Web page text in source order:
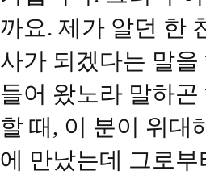
까요. 제가 알던 한
사가 되겠다는 말
들어 왔노라 말하
할 때, 이 분이 위대
에 만났는데 그로